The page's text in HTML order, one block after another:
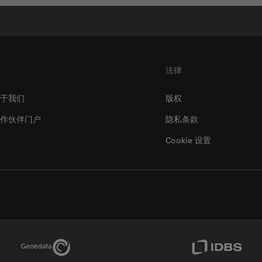
我们
伙伴门户
法律
版权
隐私条款
Cookie 设置
Genedata Link